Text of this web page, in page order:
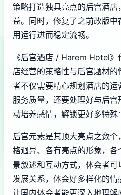
策略打造独具亮点的后宫酒
益。同时，修复了之前改版
用运行进而稳定流畅。
《后宫酒店 / Harem Hotel
店经营的策略性与后宫题材
者不仅需要精心规划酒店的
服务质量，还要处理好与后
动培养感情，解锁更好多特殊
后宫元素是其顶大亮点之数
格迥异、各有亮点的形象，
景叙述和互动方式，体会者
发展关系，体会好多样化的
让国内体会者能更深入地理